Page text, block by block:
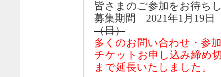
皆さまのご参加をお待ち
募集期間 2021年1月19日
（日）
多くのお問い合わせ・参
チケットお申し込み締め
まで延長いたしました。